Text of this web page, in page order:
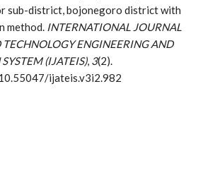
sub-district, bojonegoro district with
method. INTERNATIONAL JOURNAL
ENGINEERING AND
(IJATEIS), 3(2).
ijateis.v3i2.982